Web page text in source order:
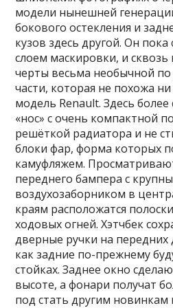
модели нынешней
бокового остекления и
кузов здесь другой. Он
слоем маскировки, и
черты весьма необычной
части, которая не похожа
модель Renault. Здесь
«нос» с очень компактной
решёткой радиатора и не
блоки фар, форма которых
камуфляжем.
переднего бампера с
воздухозаборником в
краям расположатся
ходовых огней. Хэтчбек
дверные ручки на передних
как задние по-прежнему
стойках. Заднее окно
высоте, а фонари получат
под стать другим новинкам